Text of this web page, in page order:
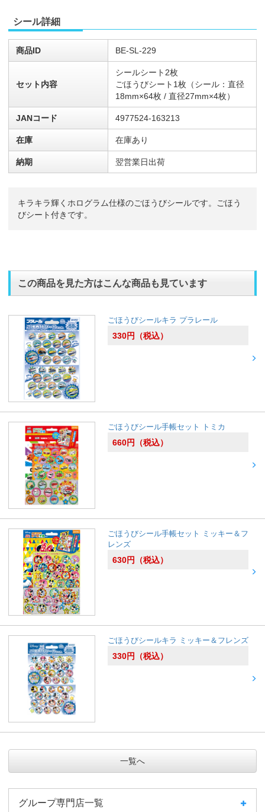
シール詳細
商品ID BE-SL-229
セット内容
シールシート2枚
ごほうびシート1枚（シール：直径
18mm×64枚 / 直径27mm×4枚）
JANコード 4977524-163213
在庫 在庫あり
納期 翌営業日出荷
キラキラ輝くホログラム仕様のごほうびシールです。ごほう
びシート付きです。
この商品を見た方はこんな商品も見ています
ごほうびシールキラ プラレール
330円 （税込）
ごほうびシール手帳セット トミカ
660円 （税込）
ごほうびシール手帳セット ミッキー＆フ
レンズ
630円 （税込）
ごほうびシールキラ ミッキー＆フレンズ
330円 （税込）
一覧へ
グループ専門店一覧